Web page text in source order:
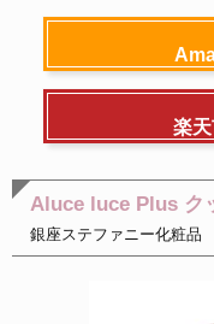
楽
Aluce luce Plus ク
銀座ステファニー化粧品